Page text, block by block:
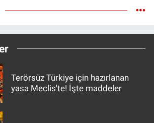
Terörsüz Türkiye için hazırlanan
yasa Meclis'te! İşte maddeler